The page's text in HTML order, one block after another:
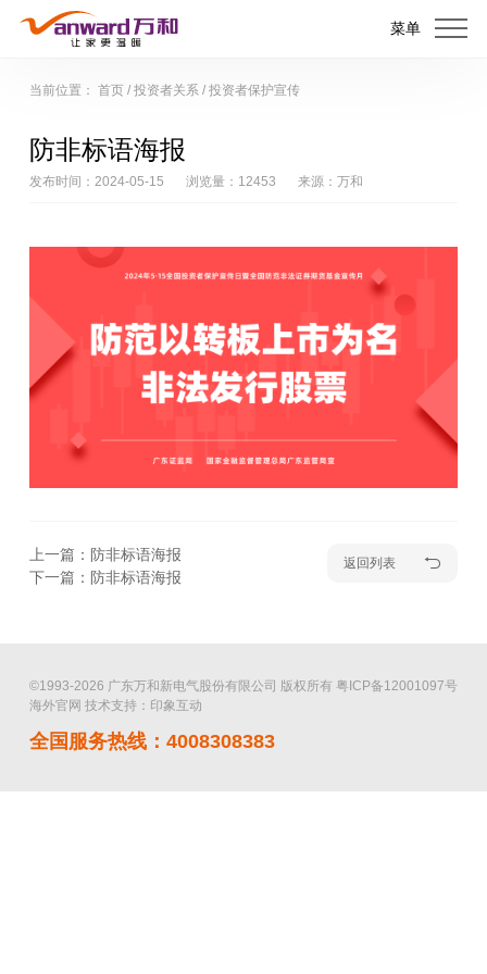
菜单
当前位置： 首页/ 投资者关系/ 投资者保护宣传
防非标语海报
发布时间：2024-05-15 浏览量：12453 来源：万和
上一篇：防非标语海报
下一篇：防非标语海报
返回列表
©1993-2026 广东万和新电气股份有限公司 版权所有 粤ICP备12001097号
海外官网 技术支持：印象互动
全国服务热线：4008308383